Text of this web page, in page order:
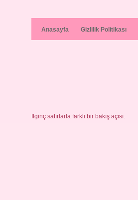
Anasayfa Gizlilik Politikası
İlginç satırlarla farklı bir bakış açısı.